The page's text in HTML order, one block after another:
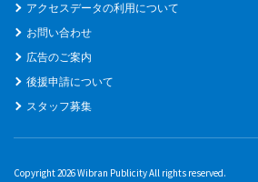
アクセスデータの利用について
お問い合わせ
広告のご案内
後援申請について
スタッフ募集
Copyright 2026 Wibran Publicity All rights reserved.